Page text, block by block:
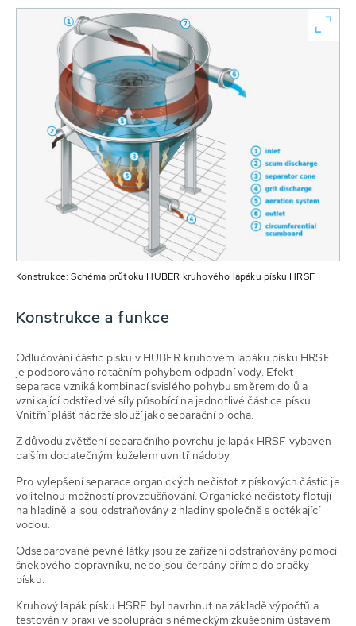
Konstrukce: Schéma průtoku HUBER kruhového lapáku písku HRSF
Konstrukce a funkce
Odlučování částic písku v HUBER kruhovém lapáku písku HRSF
je podporováno rotačním pohybem odpadní vody. Efekt
separace vzniká kombinací svislého pohybu směrem dolů a
vznikající odstředivé síly působící na jednotlivé částice písku.
Vnitřní plášť nádrže slouží jako separační plocha.
Z důvodu zvětšení separačního povrchu je lapák HRSF vybaven
dalším dodatečným kuželem uvnitř nádoby.
Pro vylepšení separace organických nečistot z pískových částic je
volitelnou možností provzdušňování. Organické nečistoty flotují
na hladině a jsou odstraňovány z hladiny společně s odtékající
vodou.
Odseparované pevné látky jsou ze zařízení odstraňovány pomocí
šnekového dopravníku, nebo jsou čerpány přímo do pračky
písku.
Kruhový lapák písku HSRF byl navrhnut na základě výpočtů a
testován v praxi ve spolupráci s německým zkušebním ústavem